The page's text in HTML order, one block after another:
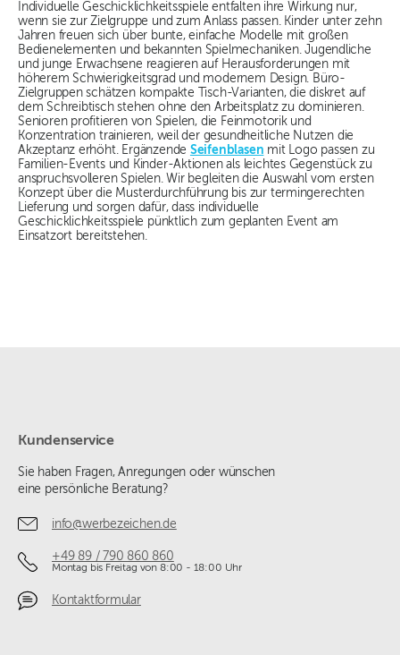
Individuelle Geschicklichkeitsspiele entfalten ihre Wirkung nur,
wenn sie zur Zielgruppe und zum Anlass passen. Kinder unter zehn
Jahren freuen sich über bunte, einfache Modelle mit großen
Bedienelementen und bekannten Spielmechaniken. Jugendliche
und junge Erwachsene reagieren auf Herausforderungen mit
höherem Schwierigkeitsgrad und modernem Design. Büro-
Zielgruppen schätzen kompakte Tisch-Varianten, die diskret auf
dem Schreibtisch stehen ohne den Arbeitsplatz zu dominieren.
Senioren profitieren von Spielen, die Feinmotorik und
Konzentration trainieren, weil der gesundheitliche Nutzen die
Akzeptanz erhöht. Ergänzende Seifenblasen mit Logo passen zu
Familien-Events und Kinder-Aktionen als leichtes Gegenstück zu
anspruchsvolleren Spielen. Wir begleiten die Auswahl vom ersten
Konzept über die Musterdurchführung bis zur termingerechten
Lieferung und sorgen dafür, dass individuelle
Geschicklichkeitsspiele pünktlich zum geplanten Event am
Einsatzort bereitstehen.
Kundenservice
Sie haben Fragen, Anregungen oder wünschen
eine persönliche Beratung?
info@werbezeichen.de
+49 89 / 790 860 860
Montag bis Freitag von 8:00 - 18:00 Uhr
Kontaktformular